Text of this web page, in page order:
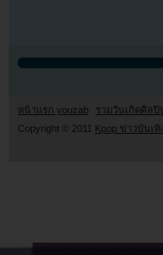
หน้าแรก youzab รวมวันเกิดศิลปิ
Copyright © 2011 Kpop ข่าวบันเ